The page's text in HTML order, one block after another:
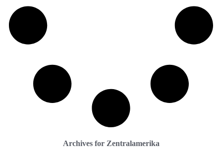
Archives for Zentralamerika